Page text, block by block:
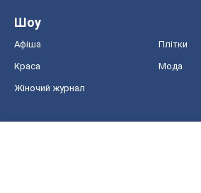
Шоу
Афіша Плітки
Краса Мода
Жіночий журнал